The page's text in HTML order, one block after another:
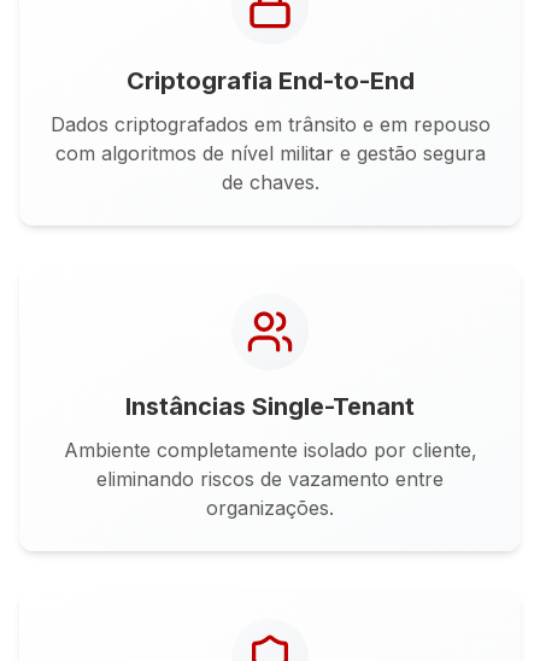
Criptografia End-to-End
Dados criptografados em trânsito e em repouso
com algoritmos de nível militar e gestão segura
de chaves.
Instâncias Single-Tenant
Ambiente completamente isolado por cliente,
eliminando riscos de vazamento entre
organizações.